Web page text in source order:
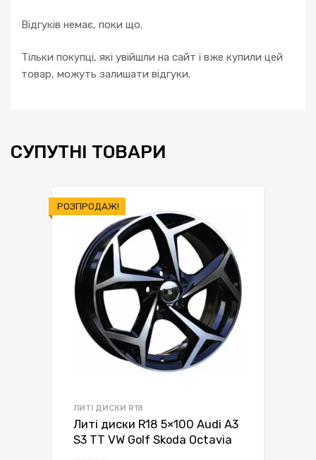
Відгуків немає, поки що.
Тільки покупці, які увійшли на сайт і вже купили цей
товар, можуть залишати відгуки.
СУПУТНІ ТОВАРИ
РОЗПРОДАЖ!
ЛИТІ ДИСКИ R18
Литі диски R18 5×100 Audi A3
S3 TT VW Golf Skoda Octavia